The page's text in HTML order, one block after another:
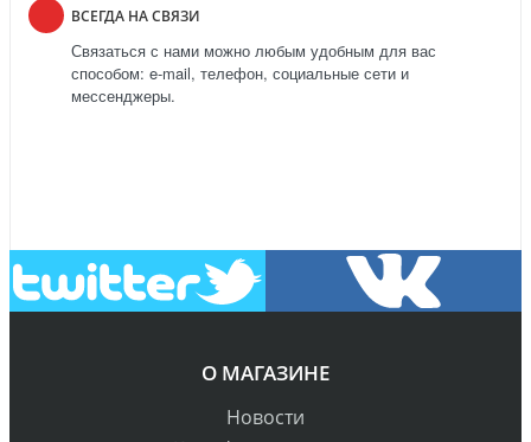
ВСЕГДА НА СВЯЗИ
Связаться с нами можно любым удобным для вас
способом: e-mail, телефон, социальные сети и
мессенджеры.
О МАГАЗИНЕ
Новости